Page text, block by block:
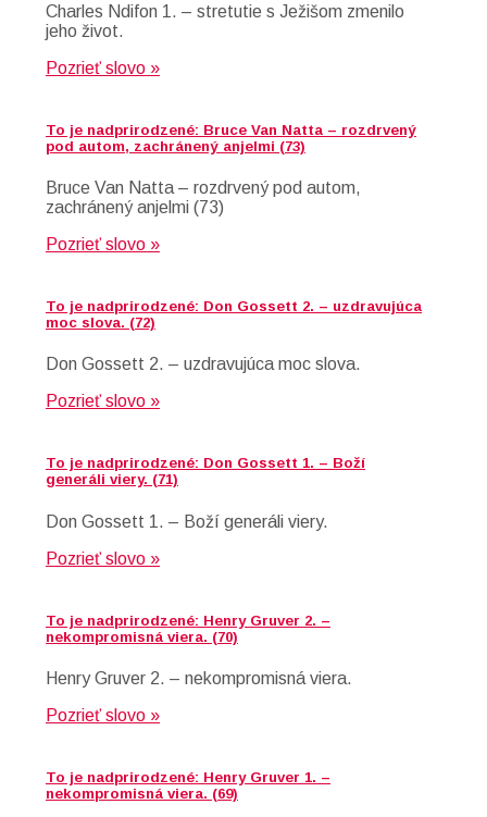
Charles Ndifon 1. – stretutie s Ježišom zmenilo
jeho život.
Pozrieť slovo »
To je nadprirodzené: Bruce Van Natta – rozdrvený
pod autom, zachránený anjelmi (73)
Bruce Van Natta – rozdrvený pod autom,
zachránený anjelmi (73)
Pozrieť slovo »
To je nadprirodzené: Don Gossett 2. – uzdravujúca
moc slova. (72)
Don Gossett 2. – uzdravujúca moc slova.
Pozrieť slovo »
To je nadprirodzené: Don Gossett 1. – Boží
generáli viery. (71)
Don Gossett 1. – Boží generáli viery.
Pozrieť slovo »
To je nadprirodzené: Henry Gruver 2. –
nekompromisná viera. (70)
Henry Gruver 2. – nekompromisná viera.
Pozrieť slovo »
To je nadprirodzené: Henry Gruver 1. –
nekompromisná viera. (69)